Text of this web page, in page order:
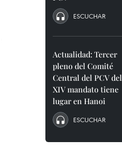
ESCUCHAR
Actualidad: Tercer
pleno del Comité
Central del PCV del
XIV mandato tiene
lugar en Hanoi
ESCUCHAR